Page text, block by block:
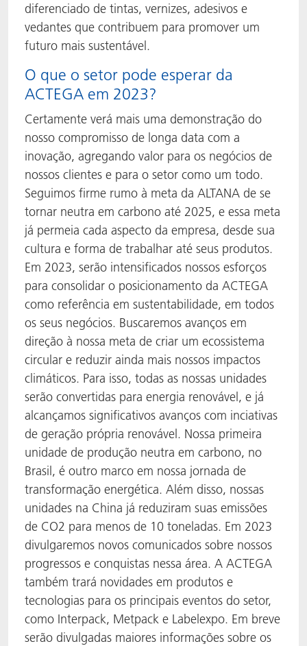
diferenciado de tintas, vernizes, adesivos e
vedantes que contribuem para promover um
futuro mais sustentável.
O que o setor pode esperar da
ACTEGA em 2023?
Certamente verá mais uma demonstração do
nosso compromisso de longa data com a
inovação, agregando valor para os negócios de
nossos clientes e para o setor como um todo.
Seguimos firme rumo à meta da ALTANA de se
tornar neutra em carbono até 2025, e essa meta
já permeia cada aspecto da empresa, desde sua
cultura e forma de trabalhar até seus produtos.
Em 2023, serão intensificados nossos esforços
para consolidar o posicionamento da ACTEGA
como referência em sustentabilidade, em todos
os seus negócios. Buscaremos avanços em
direção à nossa meta de criar um ecossistema
circular e reduzir ainda mais nossos impactos
climáticos. Para isso, todas as nossas unidades
serão convertidas para energia renovável, e já
alcançamos significativos avanços com inciativas
de geração própria renovável. Nossa primeira
unidade de produção neutra em carbono, no
Brasil, é outro marco em nossa jornada de
transformação energética. Além disso, nossas
unidades na China já reduziram suas emissões
de CO2 para menos de 10 toneladas. Em 2023
divulgaremos novos comunicados sobre nossos
progressos e conquistas nessa área. A ACTEGA
também trará novidades em produtos e
tecnologias para os principais eventos do setor,
como Interpack, Metpack e Labelexpo. Em breve
serão divulgadas maiores informações sobre os